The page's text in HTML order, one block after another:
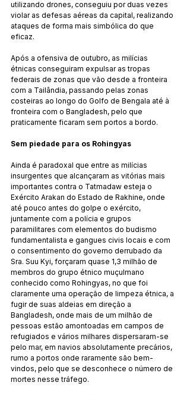
utilizando drones, conseguiu por duas vezes
violar as defesas aéreas da capital, realizando
ataques de forma mais simbólica do que
eficaz.
Após a ofensiva de outubro, as milícias
étnicas conseguiram expulsar as tropas
federais de zonas que vão desde a fronteira
com a Tailândia, passando pelas zonas
costeiras ao longo do Golfo de Bengala até à
fronteira com o Bangladesh, pelo que
praticamente ficaram sem portos a bordo.
Sem piedade para os Rohingyas
Ainda é paradoxal que entre as milícias
insurgentes que alcançaram as vitórias mais
importantes contra o Tatmadaw esteja o
Exército Arakan do Estado de Rakhine, onde
até pouco antes do golpe o exército,
juntamente com a polícia e grupos
paramilitares com elementos do budismo
fundamentalista e gangues civis locais e com
o consentimento do governo derrubado da
Sra. Suu Kyi, forçaram quase 1,3 milhão de
membros do grupo étnico muçulmano
conhecido como Rohingyas, no que foi
claramente uma operação de limpeza étnica, a
fugir de suas aldeias em direção a
Bangladesh, onde mais de um milhão de
pessoas estão amontoadas em campos de
refugiados e vários milhares dispersaram-se
pelo mar, em navios absolutamente precários,
rumo a portos onde raramente são bem-
vindos, pelo que se desconhece o número de
mortes nesse tráfego.